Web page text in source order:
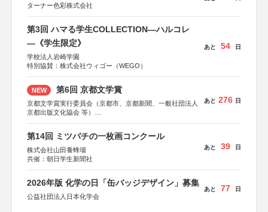
ターナー色彩株式会社
第3回 ハマる学生COLLECTION―ハルコレ
―《学生限定》
学校法人岩崎学園
特別協賛：株式会社ウィゴー（WEGO）
あと 54 日
NEW 第6回 京都文学賞
京都文学賞実行委員会（京都市、京都新聞、一般社団法人
京都出版文化協会 等）
集英社、小学館、祥伝社、新潮社、淡交社、ちいさいミシ
マ社、徳間書店、早川書房、PHP研究所、双葉社、文藝春
秋、ポプラ社、毎日新聞出版
あと 276 日
第14回 ミツバチの一枚画コンクール
株式会社山田養蜂場
共催：朝日学生新聞社
あと 39 日
2026年版 化学の日「缶バッジデザイン」募集
公益社団法人日本化学会
あと 77 日